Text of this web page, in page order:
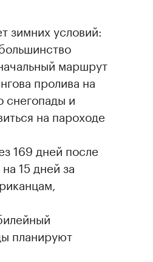
зимних условий:
маршрут
пролива на
снегопады и
на пароходе
169 дней после
15 дней за
планируют